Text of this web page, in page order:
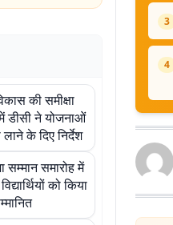
की समीक्षा
डीसी ने योजनाओं
के दिए निर्देश
सम्मान समारोह में
को किया
3
4